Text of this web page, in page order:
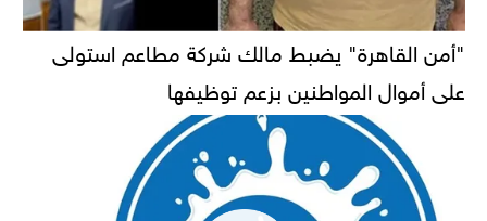
"أمن القاهرة" يضبط مالك شركة مطاعم استولى
على أموال المواطنين بزعم توظيفها